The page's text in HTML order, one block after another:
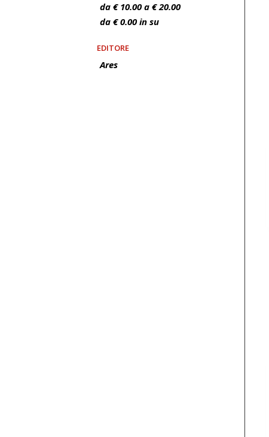
da € 10.00 a € 20.00
da € 0.00 in su
EDITORE
Ares